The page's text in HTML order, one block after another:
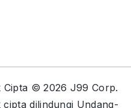
Cipta © 2026 J99 Corp.
cipta dilindungi Undang-